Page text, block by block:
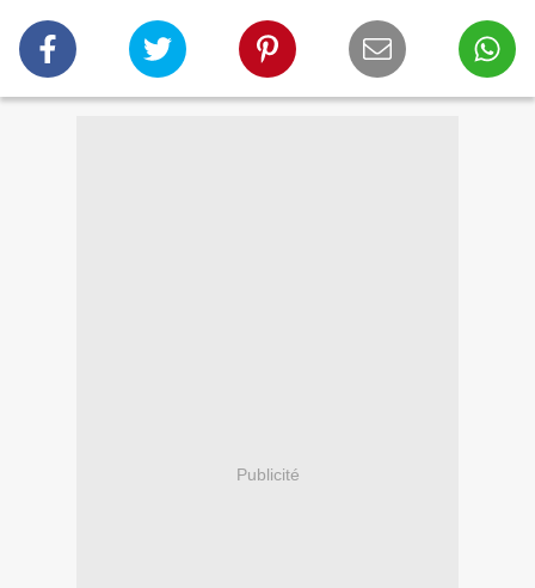
Publicité